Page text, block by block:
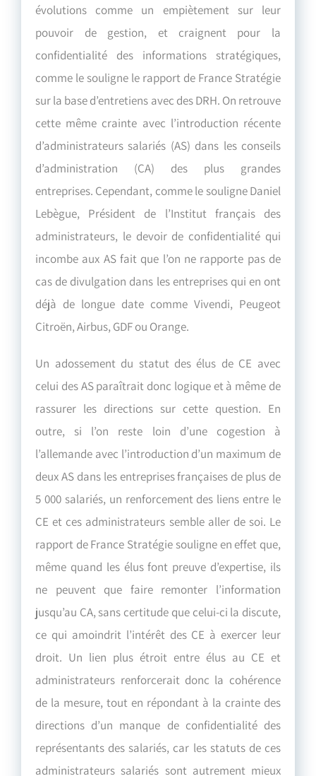
évolutions comme un empiètement sur leur
pouvoir de gestion, et craignent pour la
confidentialité des informations stratégiques,
comme le souligne le rapport de France Stratégie
sur la base d’entretiens avec des DRH. On retrouve
cette même crainte avec l’introduction récente
d’administrateurs salariés (AS) dans les conseils
d’administration (CA) des plus grandes
entreprises. Cependant, comme le souligne Daniel
Lebègue, Président de l’Institut français des
administrateurs, le devoir de confidentialité qui
incombe aux AS fait que l’on ne rapporte pas de
cas de divulgation dans les entreprises qui en ont
déjà de longue date comme Vivendi, Peugeot
Citroën, Airbus, GDF ou Orange.
Un adossement du statut des élus de CE avec
celui des AS paraîtrait donc logique et à même de
rassurer les directions sur cette question. En
outre, si l’on reste loin d’une cogestion à
l’allemande avec l’introduction d’un maximum de
deux AS dans les entreprises françaises de plus de
5 000 salariés, un renforcement des liens entre le
CE et ces administrateurs semble aller de soi. Le
rapport de France Stratégie souligne en effet que,
même quand les élus font preuve d’expertise, ils
ne peuvent que faire remonter l’information
jusqu’au CA, sans certitude que celui-ci la discute,
ce qui amoindrit l’intérêt des CE à exercer leur
droit. Un lien plus étroit entre élus au CE et
administrateurs renforcerait donc la cohérence
de la mesure, tout en répondant à la crainte des
directions d’un manque de confidentialité des
représentants des salariés, car les statuts de ces
administrateurs salariés sont autrement mieux